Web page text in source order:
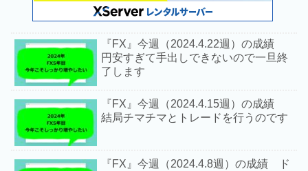
『FX』今週（2024.4.22週）の成績
円安すぎて手出しできないので一旦終
了します
『FX』今週（2024.4.15週）の成績
結局チマチマとトレードを行うのです
『FX』今週（2024.4.8週）の成績 ド